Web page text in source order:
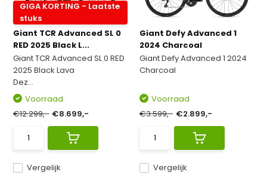
GIGA KORTING - Laatste
stuks
Giant TCR Advanced SL 0
RED 2025 Black L...
Giant TCR Advanced SL 0 RED
2025 Black Lava
Dez...
Vergelijk
Voorraad
€12.299,- €8.699,-
Giant Defy Advanced 1
2024 Charcoal
Giant Defy Advanced 1 2024
Charcoal
Vergelijk
Voorraad
€3.599,- €2.899,-